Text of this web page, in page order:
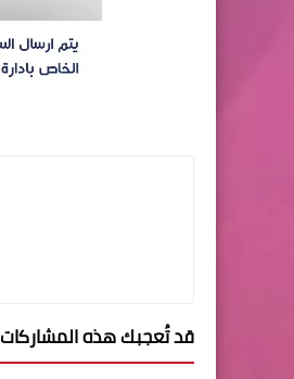
قد تُعجبك هذه المشاركات